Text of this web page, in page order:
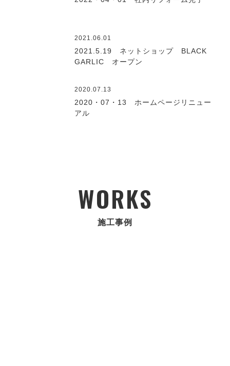
2021.06.01
2021.5.19 ネットショップ BLACK
GARLIC オープン
2020.07.13
2020・07・13 ホームページリニュー
アル
WORKS
施工事例